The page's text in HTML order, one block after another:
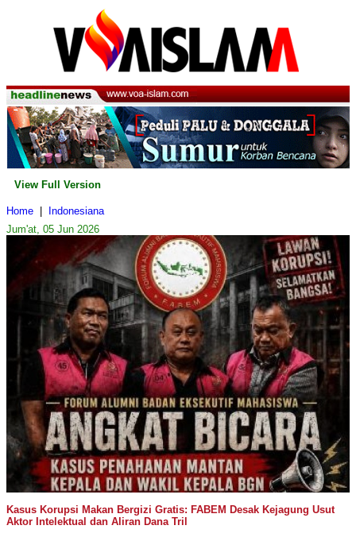
View Full Version
Home
Indonesiana
Jum'at, 05 Jun 2026
Kasus Korupsi Makan Bergizi Gratis: FABEM Desak Kejagung Usut
Aktor Intelektual dan Aliran Dana Tril